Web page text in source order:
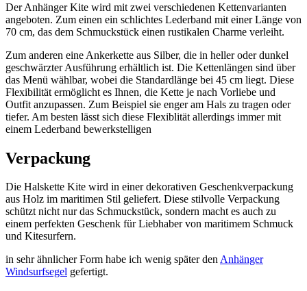
Der Anhänger Kite wird mit zwei verschiedenen Kettenvarianten
angeboten. Zum einen ein schlichtes Lederband mit einer Länge von
70 cm, das dem Schmuckstück einen rustikalen Charme verleiht.
Zum anderen eine Ankerkette aus Silber, die in heller oder dunkel
geschwärzter Ausführung erhältlich ist. Die Kettenlängen sind über
das Menü wählbar, wobei die Standardlänge bei 45 cm liegt. Diese
Flexibilität ermöglicht es Ihnen, die Kette je nach Vorliebe und
Outfit anzupassen. Zum Beispiel sie enger am Hals zu tragen oder
tiefer. Am besten lässt sich diese Flexiblität allerdings immer mit
einem Lederband bewerkstelligen
Verpackung
Die Halskette Kite wird in einer dekorativen Geschenkverpackung
aus Holz im maritimen Stil geliefert. Diese stilvolle Verpackung
schützt nicht nur das Schmuckstück, sondern macht es auch zu
einem perfekten Geschenk für Liebhaber von maritimem Schmuck
und Kitesurfern.
in sehr ähnlicher Form habe ich wenig später denAnhänger
Windsurfsegel gefertigt.